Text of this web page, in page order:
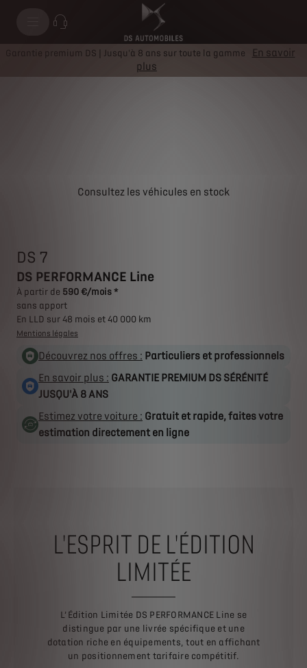
Garantie premium DS | Jusqu'à 8 ans sur toute la gamme
En savoir
plus
Consultez les véhicules en stock
DS 7
DS PERFORMANCE Line
À partir de 590 €/mois *
sans apport
En LLD sur 48 mois et 40 000 km
Mentions légales
Découvrez nos offres : Particuliers et professionnels
En savoir plus : GARANTIE PREMIUM DS SÉRÉNITÉ
JUSQU'À 8 ANS
Estimez votre voiture : Gratuit et rapide, faites votre
estimation directement en ligne
L'ESPRIT DE L'ÉDITION
LIMITÉE
L’Édition Limitée DS PERFORMANCE Line se
distingue par une livrée spécifique et une
dotation riche en équipements, tout en affichant
un positionnement tarifaire compétitif.
DS 7 DS PERFORMANCE Line